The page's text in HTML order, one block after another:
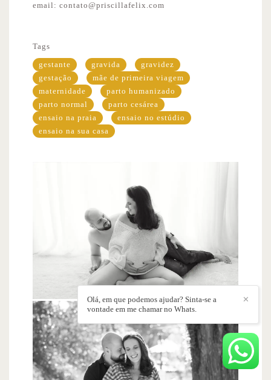
email: contato@priscillafelix.com
Tags
gestante
gravida
gravidez
gestação
mãe de primeira viagem
maternidade
parto humanizado
parto normal
parto cesárea
ensaio na praia
ensaio no estúdio
ensaio na sua casa
✕
Olá, em que podemos ajudar? Sinta-se a
vontade em me chamar no Whats.